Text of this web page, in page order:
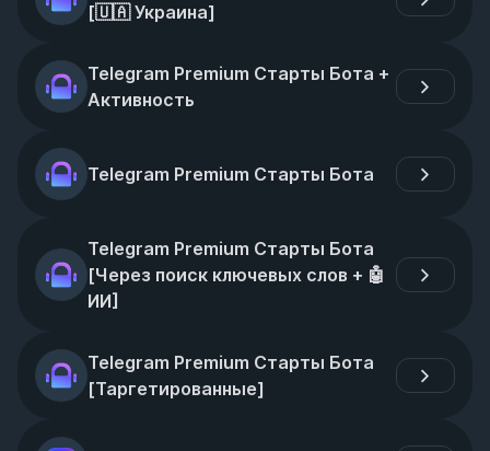
[🇺🇦 Украина]
Telegram Premium Старты Бота +
Активность
Telegram Premium Старты Бота
Telegram Premium Старты Бота
[Через поиск ключевых слов + 🤖
ИИ]
Telegram Premium Старты Бота
[Таргетированные]